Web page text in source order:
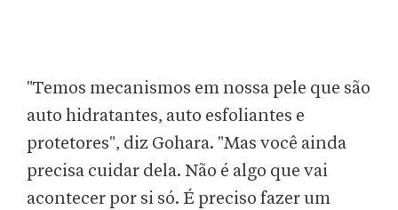
"Temos mecanismos em nossa pele que são
auto hidratantes, auto esfoliantes e
protetores", diz Gohara. "Mas você ainda
precisa cuidar dela. Não é algo que vai
acontecer por si só. É preciso fazer um